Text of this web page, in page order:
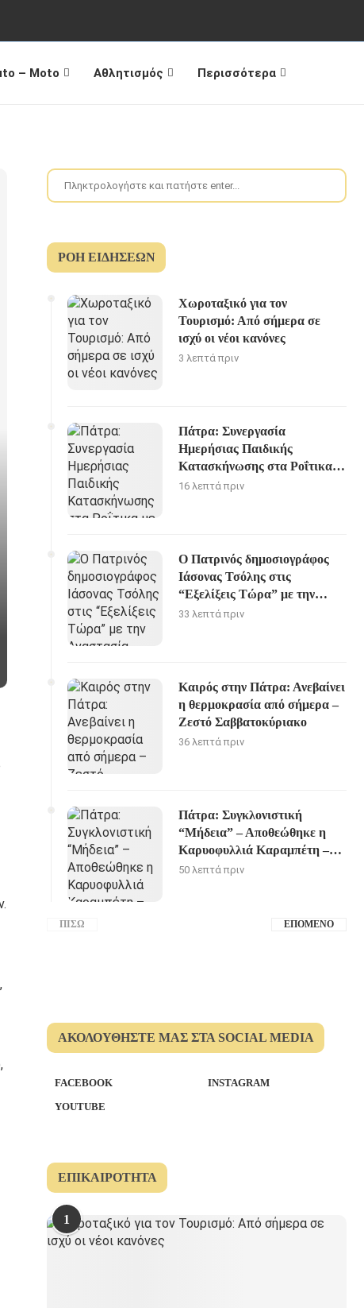
– Moto Αθλητισμός Περισσότερα
ΡΟΉ ΕΙΔΉΣΕΩΝ
Χωροταξικό για τον
Τουρισμό: Από σήμερα σε
ισχύ οι νέοι κανόνες
3 λεπτά πριν
Πάτρα: Συνεργασία
Ημερήσιας Παιδικής
Κατασκήνωσης στα Ροΐτικα
με τον ΝΟΠ
16 λεπτά πριν
Ο Πατρινός δημοσιογράφος
Ιάσονας Τσόλης στις
“Εξελίξεις Τώρα” με την
Αναστασία Γιάμαλη
33 λεπτά πριν
Καιρός στην Πάτρα: Ανεβαίνει
η θερμοκρασία από σήμερα –
Ζεστό Σαββατοκύριακο
36 λεπτά πριν
Πάτρα: Συγκλονιστική
“Μήδεια” – Αποθεώθηκε η
Καρυοφυλλιά Καραμπέτη –
ΦΩΤΟ
50 λεπτά πριν
ΠΊΣΩ ΕΠΌΜΕΝΟ
ΑΚΟΛΟΥΘΉΣΤΕ ΜΑΣ ΣΤΑ SOCIAL MEDIA
FACEBOOK
INSTAGRAM
YOUTUBE
ΕΠΙΚΑΙΡΌΤΗΤΑ
1